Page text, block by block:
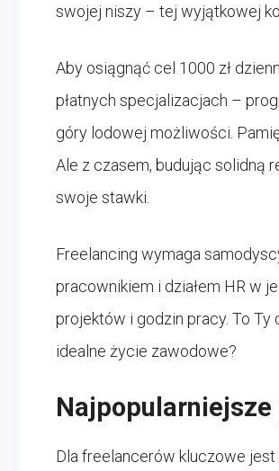
swojej niszy – tej wyjątkowej
Aby osiągnąć cel 1000 zł
płatnych specjalizacjach –
góry lodowej możliwości.
Ale z czasem, budując solidną
swoje stawki.
Freelancing wymaga
pracownikiem i działem HR w
projektów i godzin pracy. To Ty
idealne życie zawodowe?
Dla freelancerów kluczowe